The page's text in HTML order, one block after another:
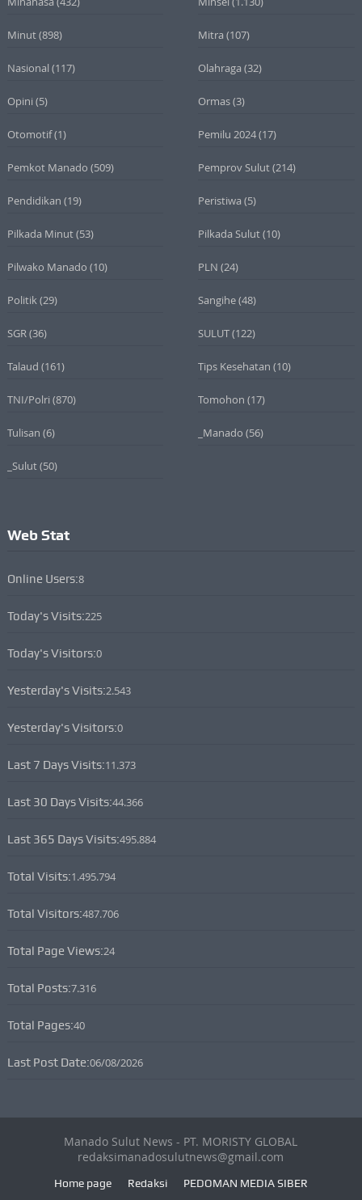
Minut(898) Mitra (107)
Nasional (117) Olahraga (32)
Opini (5) Ormas(3)
Otomotif(1) Pemilu 2024(17)
Pemkot Manado (509) Pemprov Sulut(214)
Pendidikan (19) Peristiwa (5)
Pilkada Minut(53) Pilkada Sulut(10)
Pilwako Manado (10) PLN (24)
Politik(29) Sangihe(48)
SGR(36) SULUT(122)
Talaud (161) Tips Kesehatan (10)
TNI/Polri (870) Tomohon (17)
Tulisan (6) _Manado (56)
_Sulut(50)
Web Stat
Online Users:8
Today's Visits:225
Today's Visitors:0
Yesterday's Visits:2.543
Yesterday's Visitors:0
Last 7 Days Visits:11.373
Last 30 Days Visits:44.366
Last 365 Days Visits:495.884
Total Visits:1.495.794
Total Visitors:487.706
Total Page Views:24
Total Posts:7.316
Total Pages:40
Last Post Date:06/08/2026
Manado Sulut News - PT. MORISTY GLOBAL
redaksimanadosulutnews@gmail.com
Home page Redaksi PEDOMAN MEDIA SIBER